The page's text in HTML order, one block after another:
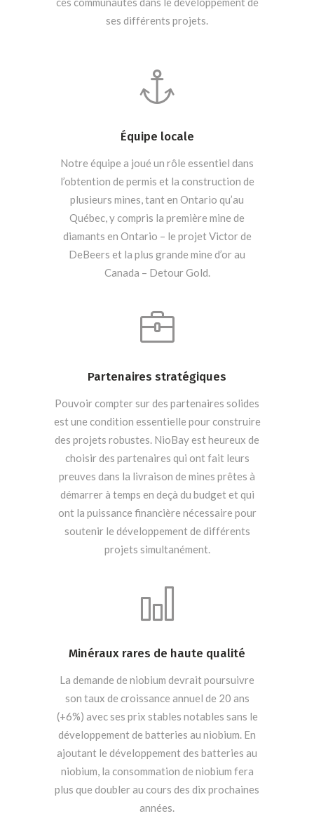
ses différents projets.
Équipe locale
Notre équipe a joué un rôle essentiel dans
l’obtention de permis et la construction de
plusieurs mines, tant en Ontario qu’au
Québec, y compris la première mine de
diamants en Ontario – le projet Victor de
DeBeers et la plus grande mine d’or au
Canada – Detour Gold.
Partenaires stratégiques
Pouvoir compter sur des partenaires solides
est une condition essentielle pour construire
des projets robustes. NioBay est heureux de
choisir des partenaires qui ont fait leurs
preuves dans la livraison de mines prêtes à
démarrer à temps en deçà du budget et qui
ont la puissance financière nécessaire pour
soutenir le développement de différents
projets simultanément.
Minéraux rares de haute qualité
La demande de niobium devrait poursuivre
son taux de croissance annuel de 20 ans
(+6%) avec ses prix stables notables sans le
développement de batteries au niobium. En
ajoutant le développement des batteries au
niobium, la consommation de niobium fera
plus que doubler au cours des dix prochaines
années.